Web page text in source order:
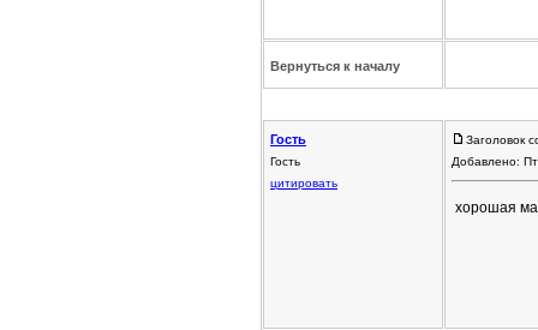
Вернуться к началу
Гость
Гость
цитировать
Заголовок
Добавлено:
хорошая